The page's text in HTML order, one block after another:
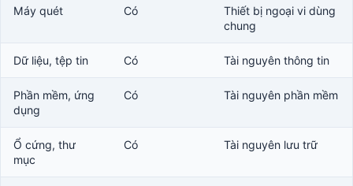
Máy quét Có
Thiết bị ngoại vi dùng
chung
Dữ liệu, tệp tin Có Tài nguyên thông tin
Phần mềm, ứng
dụng
Có Tài nguyên phần mềm
Ổ cứng, thư
mục
Có Tài nguyên lưu trữ